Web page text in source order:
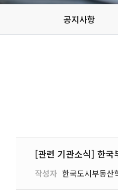
공지사항
[관련 기관소식] 한국
작성자 한국도시부동산